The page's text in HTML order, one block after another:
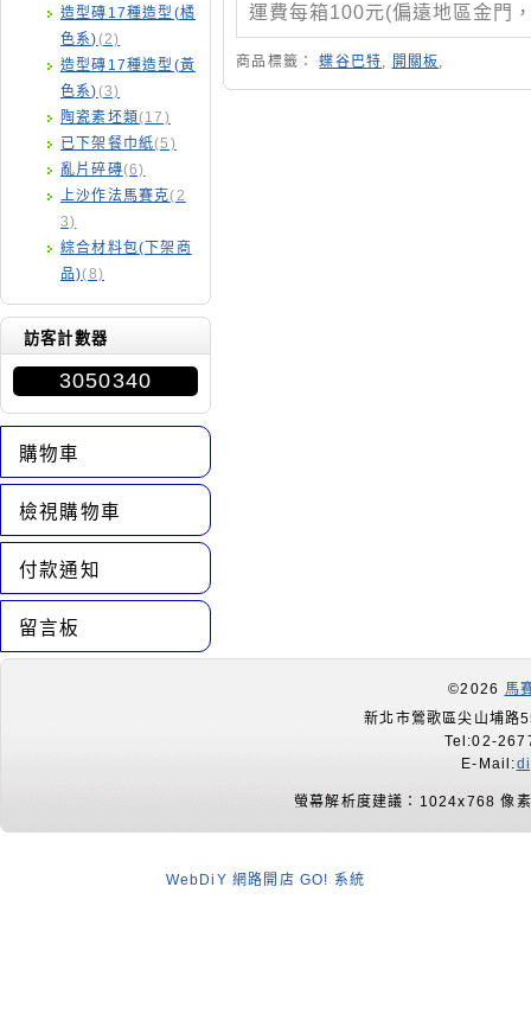
造型磚17種造型(橘
色系)(2)
造型磚17種造型(黃
色系)(3)
陶瓷素坯類(17)
已下架餐巾紙(5)
亂片碎磚(6)
上沙作法馬賽克(2
3)
綜合材料包(下架商
品)(8)
訪客計數器
3050340
購物車
檢視購物車
付款通知
留言板
運費每箱100元(偏遠地區金門
商品標籤：蝶谷巴特, 開關板 ,
©2026 馬
新北市鶯歌區尖山埔路
Tel:02-
E-Mail:
螢幕解析度建議：1024x768 像
WebDiY 網路開店 GO! 系統